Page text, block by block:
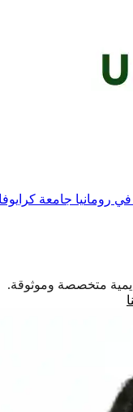
للطب والصيدلة •
متخصصة وموثوقة.